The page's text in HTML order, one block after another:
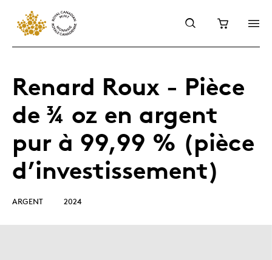
Renard Roux - Pièce
de ¾ oz en argent
pur à 99,99 % (pièce
d’investissement)
ARGENT 2024